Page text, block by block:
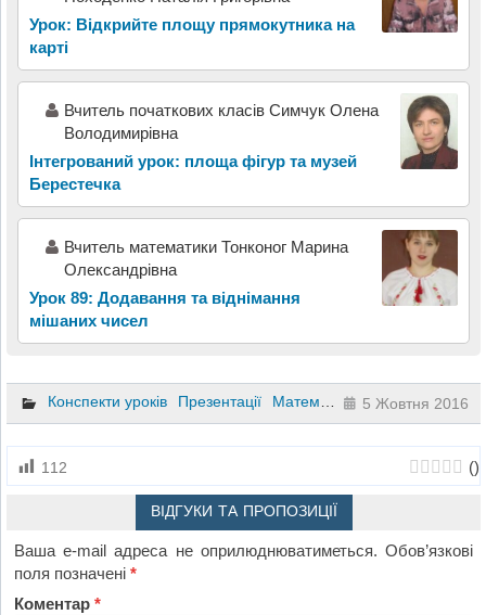
Урок: Відкрийте площу прямокутника на
карті
Вчитель початкових класів Симчук Олена
Володимирівна
Інтегрований урок: площа фігур та музей
Берестечка
Вчитель математики Тонконог Марина
Олександрівна
Урок 89: Додавання та віднімання
мішаних чисел
Конспекти уроків Презентації Математика 5 клас
5 Жовтня 2016
112 ()
ВІДГУКИ ТА ПРОПОЗИЦІЇ
Ваша e-mail адреса не оприлюднюватиметься. Обов’язкові
поля позначені*
Коментар*